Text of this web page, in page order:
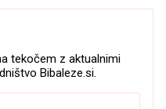
tekočem z aktualnimi
Bibaleze.si.